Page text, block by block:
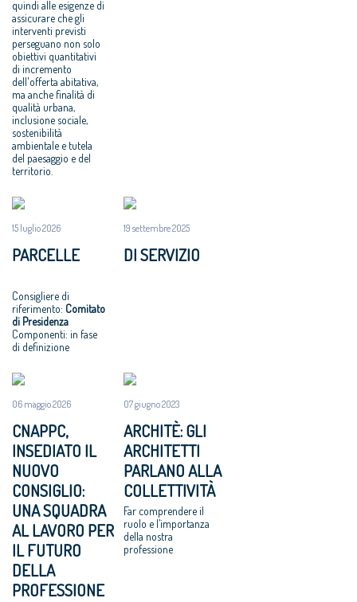
quindi alle esigenze di
assicurare che gli
interventi previsti
perseguano non solo
obiettivi quantitativi
di incremento
dell'offerta abitativa,
ma anche finalità di
qualità urbana,
inclusione sociale,
sostenibilità
ambientale e tutela
del paesaggio e del
territorio.
15 luglio 2026
PARCELLE
Consigliere di
riferimento: Comitato
di Presidenza
Componenti: in fase
di definizione
19 settembre 2025
DI SERVIZIO
06 maggio 2026
CNAPPC,
INSEDIATO IL
NUOVO
CONSIGLIO:
UNA SQUADRA
AL LAVORO PER
IL FUTURO
DELLA
PROFESSIONE
07 giugno 2023
ARCHITÈ: GLI
ARCHITETTI
PARLANO ALLA
COLLETTIVITÀ
Far comprendere il
ruolo e l’importanza
della nostra
professione